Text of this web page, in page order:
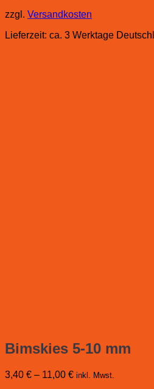
zzgl. Versandkosten
Lieferzeit: ca. 3 Werktage
Bimskies 5-10 mm
3,40 € – 11,00 € inkl. Mwst.